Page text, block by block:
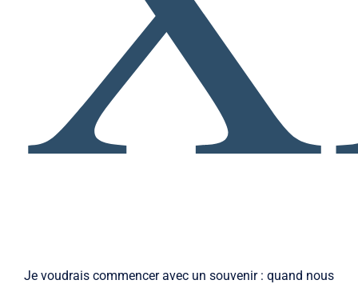
Je voudrais commencer avec un souvenir : quand nous